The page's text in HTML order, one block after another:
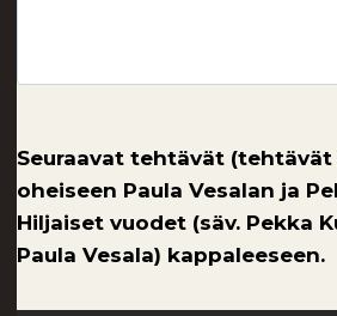
Seuraavat tehtävät
oheiseen Paula Vesalan ja
Hiljaiset vuodet (säv. Pekka
Paula Vesala) kappaleeseen.